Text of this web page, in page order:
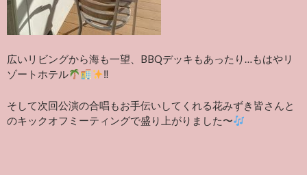
広いリビングから海も一望、BBQデッキもあったり…もはやリ
ゾートホテル
‼︎
そして次回公演の合唱もお手伝いしてくれる花みずき皆さんと
のキックオフミーティングで盛り上がりました〜